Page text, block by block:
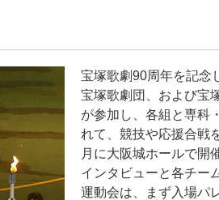
宝塚歌劇90周年を記念
宝塚歌劇団、および宝
が参加し、各組と専科
れて、競技や応援合戦
月に大阪城ホールで開
インタビューと各チー
運動会は、まず入場パ